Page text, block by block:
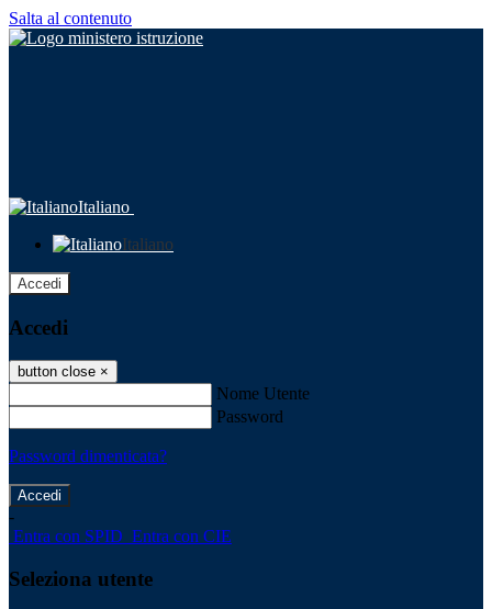
Salta al contenuto
Italiano
Italiano
Accedi
Accedi
button close ×
Nome Utente
Password
Password dimenticata?
-
Entra con SPID Entra con CIE
Seleziona utente